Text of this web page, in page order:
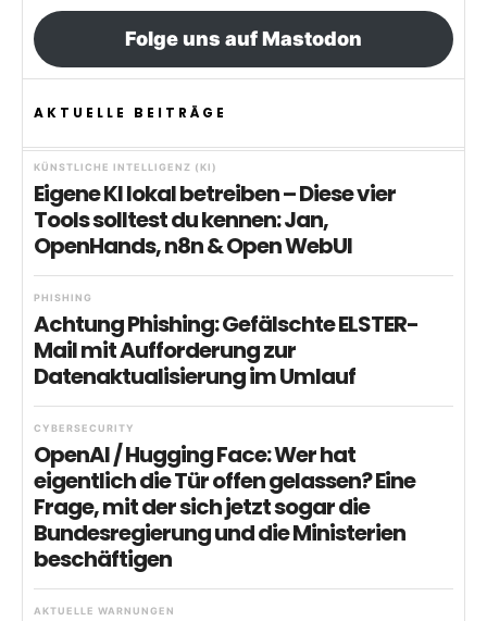
Folge uns auf Mastodon
AKTUELLE BEITRÄGE
KÜNSTLICHE INTELLIGENZ (KI)
Eigene KI lokal betreiben – Diese vier
Tools solltest du kennen: Jan,
OpenHands, n8n & Open WebUI
PHISHING
Achtung Phishing: Gefälschte ELSTER-
Mail mit Aufforderung zur
Datenaktualisierung im Umlauf
CYBERSECURITY
OpenAI / Hugging Face: Wer hat
eigentlich die Tür offen gelassen? Eine
Frage, mit der sich jetzt sogar die
Bundesregierung und die Ministerien
beschäftigen
AKTUELLE WARNUNGEN